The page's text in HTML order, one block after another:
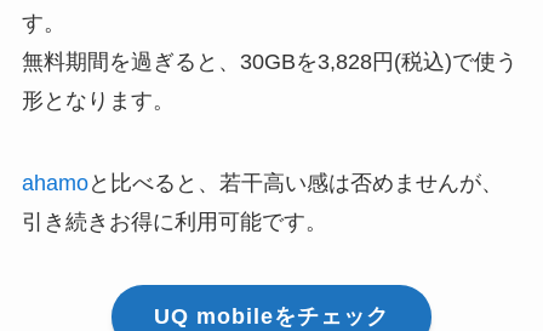
す。
無料期間を過ぎると、30GBを3,828円(税込)で使う
形となります。
ahamoと比べると、若干高い感は否めませんが、
引き続きお得に利用可能です。
UQ mobileをチェック